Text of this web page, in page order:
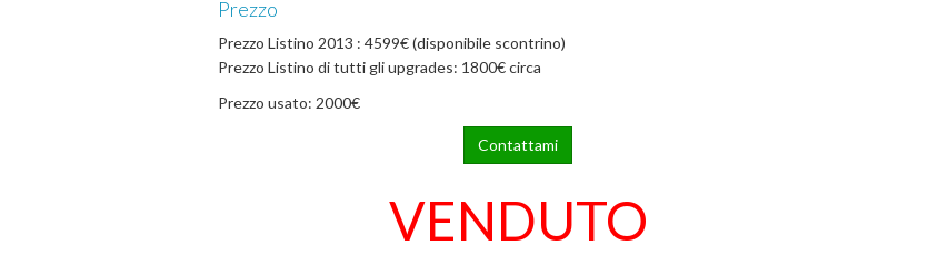
Prezzo
Prezzo Listino 2013 : 4599€ (disponibile scontrino)
Prezzo Listino di tutti gli upgrades: 1800€ circa
Prezzo usato: 2000€
Contattami
VENDUTO